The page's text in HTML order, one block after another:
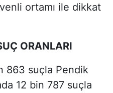
ortamı ile dikkat
ORANLARI
863 suçla Pendik
12 bin 787 suçla